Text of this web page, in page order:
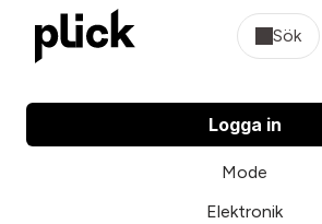
Sök
Logga in
Mode
Elektronik